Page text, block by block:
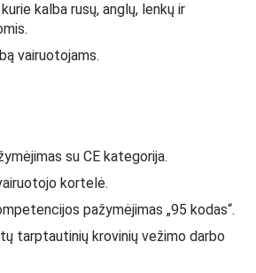
kalba rusų, anglų, lenkų ir
vairuotojams.
su CE kategorija.
kortelė.
pažymėjimas „95 kodas“.
tarptautinių krovinių vežimo darbo